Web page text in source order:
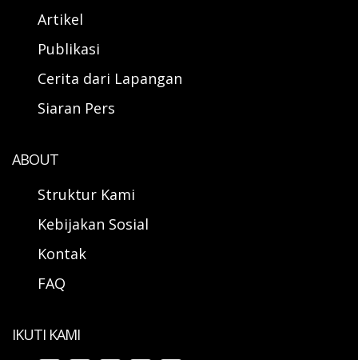
Artikel
Publikasi
Cerita dari Lapangan
Siaran Pers
ABOUT
Struktur Kami
Kebijakan Sosial
Kontak
FAQ
IKUTI KAMI